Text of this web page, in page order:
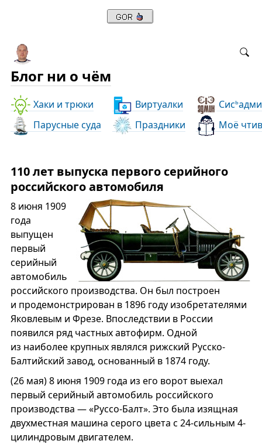
Блог ни о чём
Хаки и трюки Виртуалки Сись
Парусные суда
Праздники Моё
110 лет выпуска первого серийного
российского автомобиля
8 июня 1909
года
выпущен
первый
серийный
автомобиль
российского производства. Он был построен
и продемонстрирован в 1896 году изобретателями
Яковлевым и Фрезе. Впоследствии в России
появился ряд частных автофирм. Одной
из наиболее крупных являлся рижский Русско-
Балтийский завод, основанный в 1874 году.
(26 мая) 8 июня 1909 года из его ворот выехал
первый серийный автомобиль российского
производства — «Руссо-Балт». Это была изящная
двухместная машина серого цвета с 24-сильным 4-
цилиндровым двигателем.